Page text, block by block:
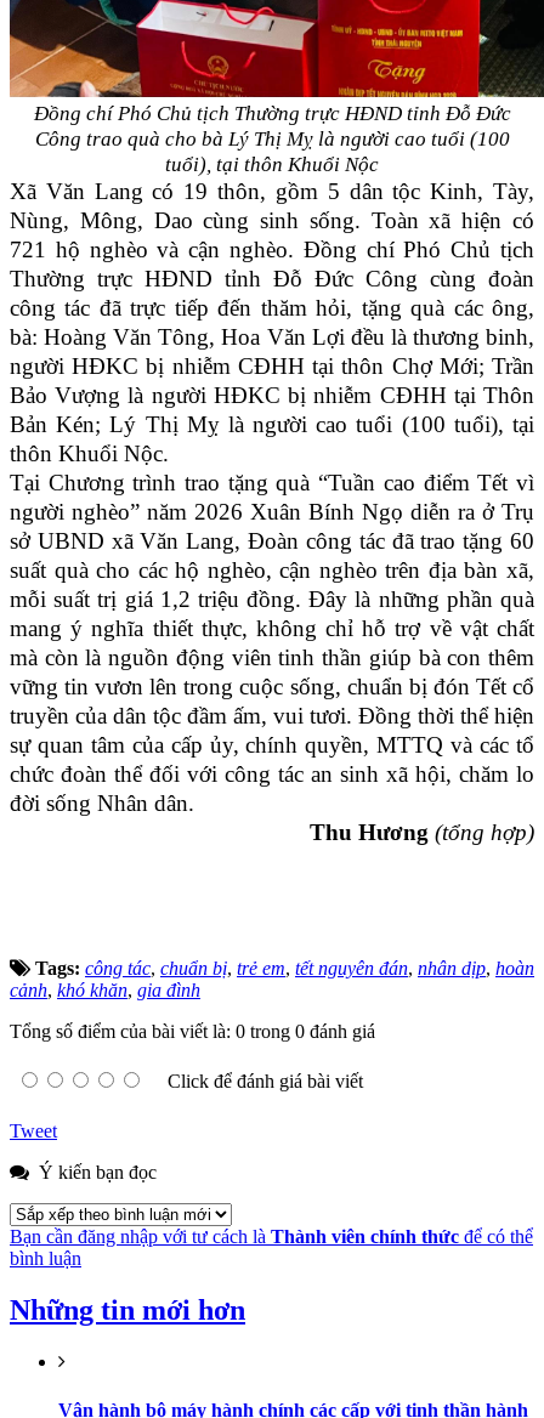
Đồng chí Phó Chủ tịch Thường trực HĐND tỉnh Đỗ Đức
Công trao quà cho bà Lý Thị Mỵ là người cao tuổi (100
tuổi), tại thôn Khuổi Nộc
Xã Văn Lang có 19 thôn, gồm 5 dân tộc Kinh, Tày,
Nùng, Mông, Dao cùng sinh sống. Toàn xã hiện có
721 hộ nghèo và cận nghèo. Đồng chí Phó Chủ tịch
Thường trực HĐND tỉnh Đỗ Đức Công cùng đoàn
công tác đã trực tiếp đến thăm hỏi, tặng quà các ông,
bà: Hoàng Văn Tông, Hoa Văn Lợi đều là thương binh,
người HĐKC bị nhiễm CĐHH tại thôn Chợ Mới; Trần
Bảo Vượng là người HĐKC bị nhiễm CĐHH tại Thôn
Bản Kén; Lý Thị Mỵ là người cao tuổi (100 tuổi), tại
thôn Khuổi Nộc.
Tại Chương trình trao tặng quà “Tuần cao điểm Tết vì
người nghèo” năm 2026 Xuân Bính Ngọ diễn ra ở Trụ
sở UBND xã Văn Lang, Đoàn công tác đã trao tặng 60
suất quà cho các hộ nghèo, cận nghèo trên địa bàn xã,
mỗi suất trị giá 1,2 triệu đồng. Đây là những phần quà
mang ý nghĩa thiết thực, không chỉ hỗ trợ về vật chất
mà còn là nguồn động viên tinh thần giúp bà con thêm
vững tin vươn lên trong cuộc sống, chuẩn bị đón Tết cổ
truyền của dân tộc đầm ấm, vui tươi. Đồng thời thể hiện
sự quan tâm của cấp ủy, chính quyền, MTTQ và các tổ
chức đoàn thể đối với công tác an sinh xã hội, chăm lo
đời sống Nhân dân.
Thu Hương (tổng hợp)
Tags: công tác, chuẩn bị, trẻ em, tết nguyên đán, nhân dịp, hoàn
cảnh, khó khăn, gia đình
Tổng số điểm của bài viết là: 0 trong 0 đánh giá
Click để đánh giá bài viết
Tweet
Ý kiến bạn đọc
Bạn cần đăng nhập với tư cách là Thành viên chính thức để có thể
bình luận
Những tin mới hơn
Vận hành bộ máy hành chính các cấp với tinh thần hành